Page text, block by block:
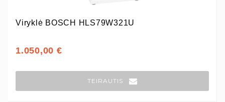
Viryklė BOSCH HLS79W321U
1.050,00 €
TEIRAUTIS